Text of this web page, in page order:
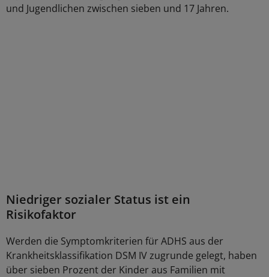
und Jugendlichen zwischen sieben und 17 Jahren.
Niedriger sozialer Status ist ein
Risikofaktor
Werden die Symptomkriterien für ADHS aus der
Krankheitsklassifikation DSM IV zugrunde gelegt, haben
über sieben Prozent der Kinder aus Familien mit